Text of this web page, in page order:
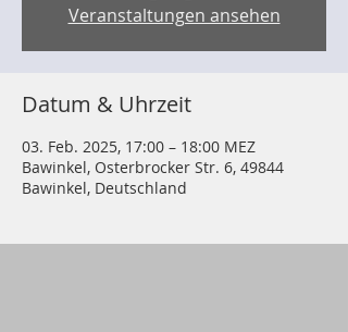
Veranstaltungen ansehen
Datum & Uhrzeit
03. Feb. 2025, 17:00 – 18:00 MEZ
Bawinkel, Osterbrocker Str. 6, 49844
Bawinkel, Deutschland